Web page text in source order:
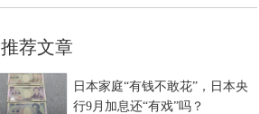
推荐文章
日本家庭“有钱不敢花”，日本央
行9月加息还“有戏”吗？